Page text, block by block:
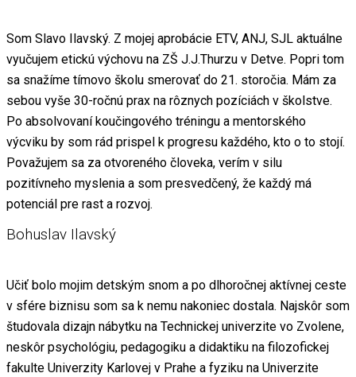
Som Slavo Ilavský. Z mojej aprobácie ETV, ANJ, SJL aktuálne
vyučujem etickú výchovu na ZŠ J.J.Thurzu v Detve. Popri tom
sa snažíme tímovo školu smerovať do 21. storočia. Mám za
sebou vyše 30-ročnú prax na rôznych pozíciách v školstve.
Po absolvovaní koučingového tréningu a mentorského
výcviku by som rád prispel k progresu každého, kto o to stojí.
Považujem sa za otvoreného človeka, verím v silu
pozitívneho myslenia a som presvedčený, že každý má
potenciál pre rast a rozvoj.
Bohuslav Ilavský
Učiť bolo mojim detským snom a po dlhoročnej aktívnej ceste
v sfére biznisu som sa k nemu nakoniec dostala. Najskôr som
študovala dizajn nábytku na Technickej univerzite vo Zvolene,
neskôr psychológiu, pedagogiku a didaktiku na filozofickej
fakulte Univerzity Karlovej v Prahe a fyziku na Univerzite